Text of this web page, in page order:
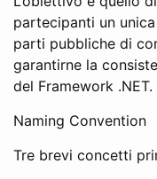
partecipanti un
parti pubbliche di
garantirne la
del Framework .NET.
Naming Convention
Tre brevi concetti